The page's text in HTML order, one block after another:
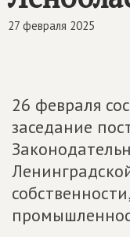
27 февраля 2025
26 февраля
заседание